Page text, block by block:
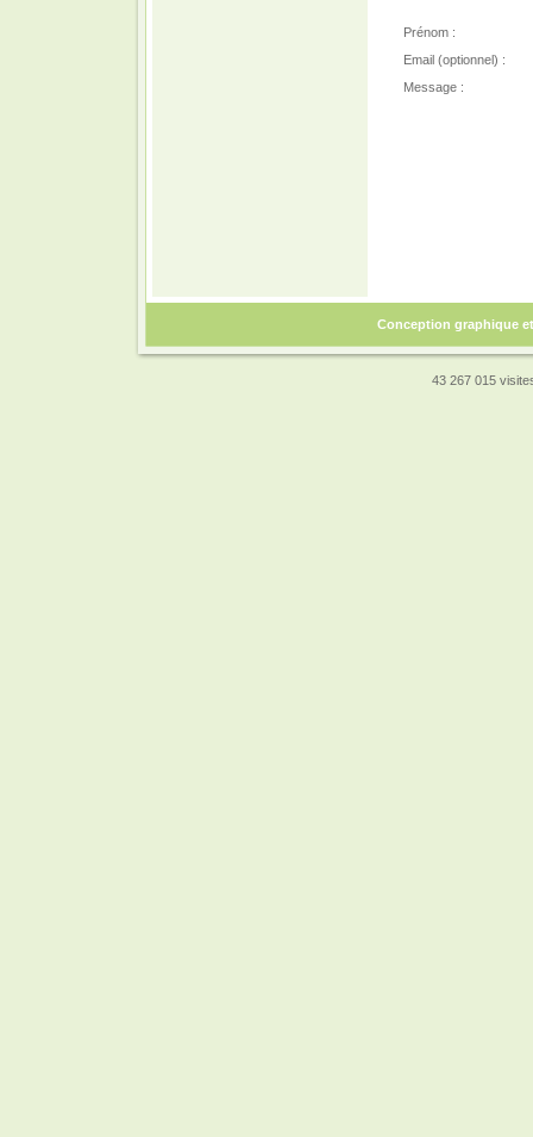
Prénom :
Email (optionnel) :
Message :
Conception graphique
43 267 015